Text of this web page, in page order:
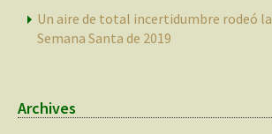
Un aire de total incertidumbre rodeó la
Semana Santa de 2019
Archives